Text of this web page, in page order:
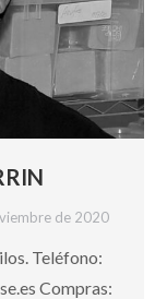
de 2020
Teléfono:
Compras: